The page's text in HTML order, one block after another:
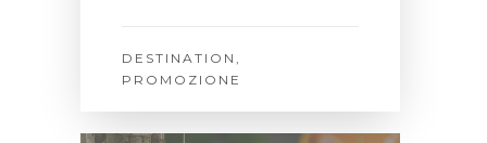
DESTINATION,
PROMOZIONE